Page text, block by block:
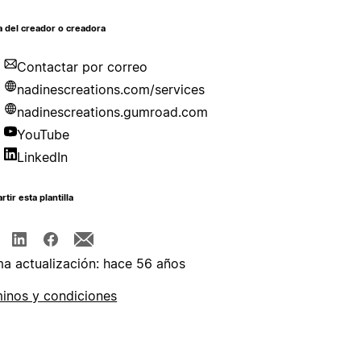
del creador o creadora
Contactar por correo
nadinescreations.com/services
nadinescreations.gumroad.com
YouTube
LinkedIn
esta plantilla
actualización: hace 56 años
y condiciones